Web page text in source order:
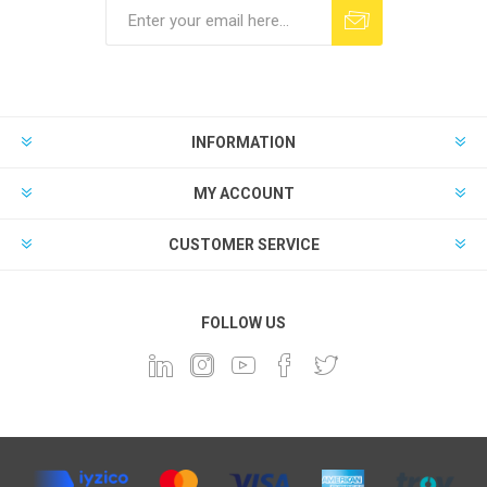
INFORMATION
MY ACCOUNT
CUSTOMER SERVICE
FOLLOW US